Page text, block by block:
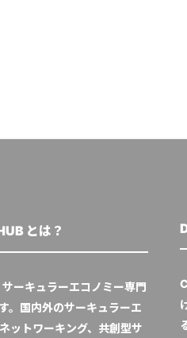
とは？
ーキュラーエコノミー専門
。国内外のサーキュラーエ
ットワーキング、共創型サ